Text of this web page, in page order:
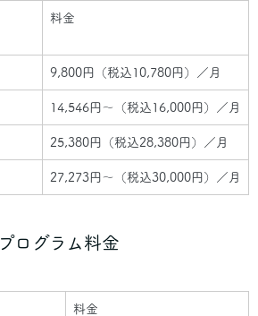
料金
9,800円（税込10,780円）／月
14,546円～（税込16,000円）／月
25,380円（税込28,380円）／月
27,273円～（税込30,000円）／月
プログラム料金
料金